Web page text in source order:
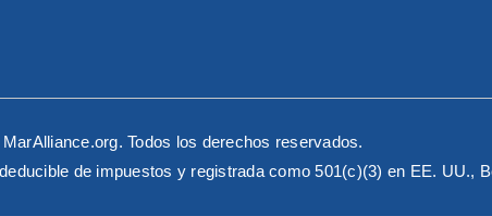
Todos los derechos reservados.
de impuestos y registrada como 501(c)(3) en EE. UU.,